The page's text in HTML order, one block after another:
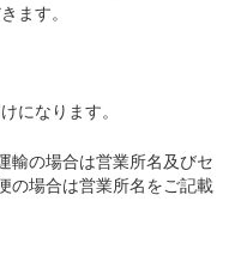
ます。
になります。
輸の場合は営業所名及びセ
の場合は営業所名をご記載